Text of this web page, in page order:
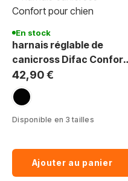
En stock
harnais réglable de
canicross Difac Confort
pour chien
42,90 €
noir
Disponible en 3 tailles
Ajouter au panier